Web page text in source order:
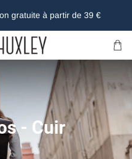
gratuite à partir de 39 €
- Cuir